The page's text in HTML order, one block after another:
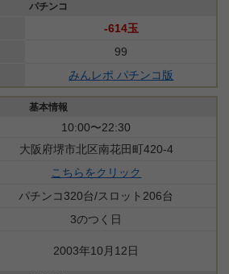
パチンコ
-614玉
99
みんレポ パチンコ版
基本情報
10:00〜22:30
大阪府堺市北区南花田町420-4
こちらをクリック
パチンコ320台/スロット206台
3のつく日
2003年10月12日